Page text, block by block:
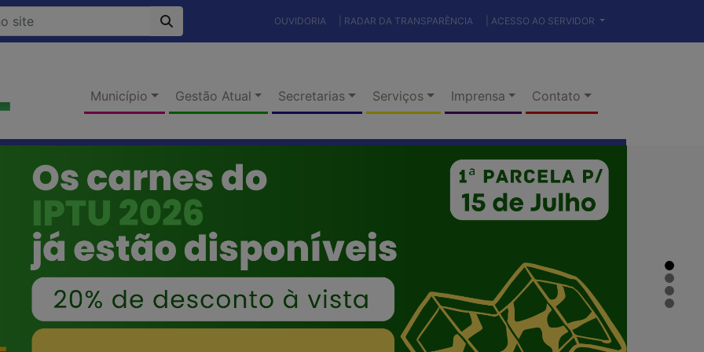
OUVIDORIA | RADAR DA TRANSPARÊNCIA | ACESSO AO SERVIDOR
Município Gestão Atual Secretarias Serviços Imprensa Contato